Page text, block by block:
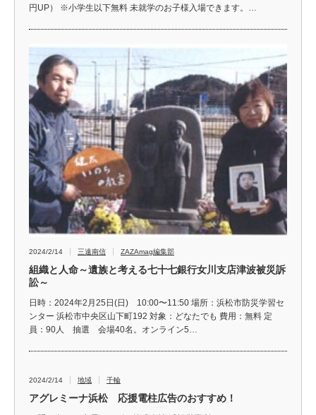
円UP） ※小学生以下無料 未就学のお子様入場できます。…
2024/2/14 三遠南信 ZAZAmag編集部
組織と人命～遺族と考える七十七銀行女川支店津波被災訴
訟～
日時：2024年2月25日(日) 10:00〜11:50 場所：浜松市防災学習セ
ンター 浜松市中央区山下町192 対象：どなたでも 費用：無料 定
員：90人 抽選 会場40名。オンライン5…
2024/2/14 地域 千輪
アグレミーナ浜松 応援電柱広告のおすすめ！